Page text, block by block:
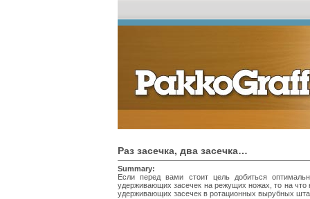
Раз засечка, два засечка…
Summary:
Если перед вами стоит цель добиться
удерживающих засечек на режущих ножах, то на
удерживающих засечек в ротационных вырубных